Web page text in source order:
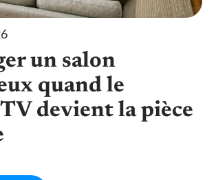
un salon
quand le
devient la pièce